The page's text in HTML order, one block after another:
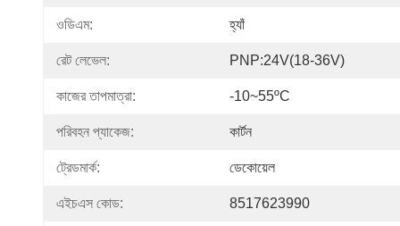
ওডিএম: হ্যাঁ
রেট লেভেল: PNP:24V(18-36V)
কাজের তাপমাত্রা: -10~55ºC
পরিবহন প্যাকেজ: কার্টন
ট্রেডমার্ক: ডেকোয়েল
এইচএস কোড: 8517623990